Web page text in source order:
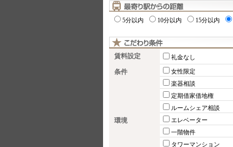
5分以内 10分以内 15分以内
賃料設定 礼金なし
条件 女性限定
楽器相談
定期借家借地権
ルームシェア相談
環境 エレベーター
一階物件
タワーマンション